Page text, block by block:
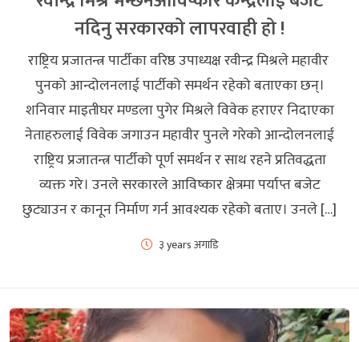
नदिनु सरकारको लापरवाही हो !
राष्ट्रिय प्रजातन्त्र पार्टीका वरिष्ठ उपाध्यक्ष रवीन्द्र मिश्रले महावीर
पुनको आन्दोलनलाई पार्टीको समर्थन रहेको बताएका छन्।
शनिवार माइतीघर मण्डला पुगेर मिश्रले विवेक हराएर निदाएका
नेताहरुलाई विवेक जगाउन महावीर पुनले गरेको आन्दोलनलाई
राष्ट्रिय प्रजातन्त्र पार्टीको पूर्ण समर्थन र साथ रहने प्रतिवद्धता
व्यक्त गरे। उनले सरकारले आविष्कार क्षेत्रमा पर्याप्त बजेट
छुट्याउन र कानून निर्माण गर्न आवश्यक रहेको बताए। उनले […]
३ years अगाडि